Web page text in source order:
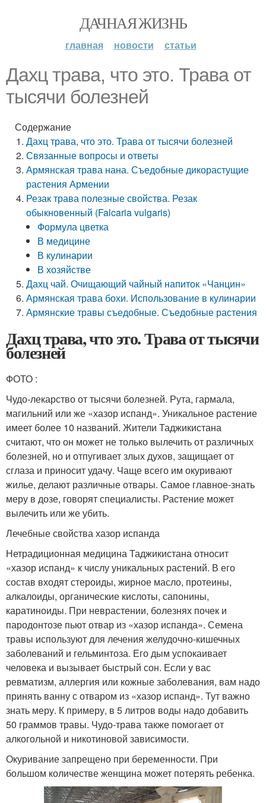
ДАЧНАЯ ЖИЗНЬ
главная новости статьи
Дахц трава, что это. Трава от
тысячи болезней
Содержание
Дахц трава, что это. Трава от тысячи болезней
Связанные вопросы и ответы
Армянская трава нана. Съедобные дикорастущие
растения Армении
Резак трава полезные свойства. Резак
обыкновенный (Falcaria vulgaris)
Формула цветка
В медицине
В кулинарии
В хозяйстве
Дахц чай. Очищающий чайный напиток «Чанцин»
Армянская трава бохи. Использование в кулинарии
Армянские травы съедобные. Съедобные растения
Дахц трава, что это. Трава от тысячи
болезней
ФОТО :
Чудо-лекарство от тысячи болезней. Рута, гармала,
магильний или же «хазор испанд». Уникальное растение
имеет более 10 названий. Жители Таджикистана
считают, что он может не только вылечить от различных
болезней, но и отпугивает злых духов, защищает от
сглаза и приносит удачу. Чаще всего им окуривают
жилье, делают различные отвары. Самое главное-знать
меру в дозе, говорят специалисты. Растение может
вылечить или же убить.
Лечебные свойства хазор испанда
Нетрадиционная медицина Таджикистана относит
«хазор испанд» к числу уникальных растений. В его
состав входят стероиды, жирное масло, протеины,
алкалоиды, органические кислоты, сапонины,
каратиноиды. При неврастении, болезнях почек и
пародонтозе пьют отвар из «хазор испанда». Семена
травы используют для лечения желудочно-кишечных
заболеваний и гельминтоза. Его дым успокаивает
человека и вызывает быстрый сон. Если у вас
ревматизм, аллергия или кожные заболевания, вам надо
принять ванну с отваром из «хазор испанд». Тут важно
знать меру. К примеру, в 5 литров воды надо добавить
50 граммов травы. Чудо-трава также помогает от
алкогольной и никотиновой зависимости.
Окуривание запрещено при беременности. При
большом количестве женщина может потерять ребенка.